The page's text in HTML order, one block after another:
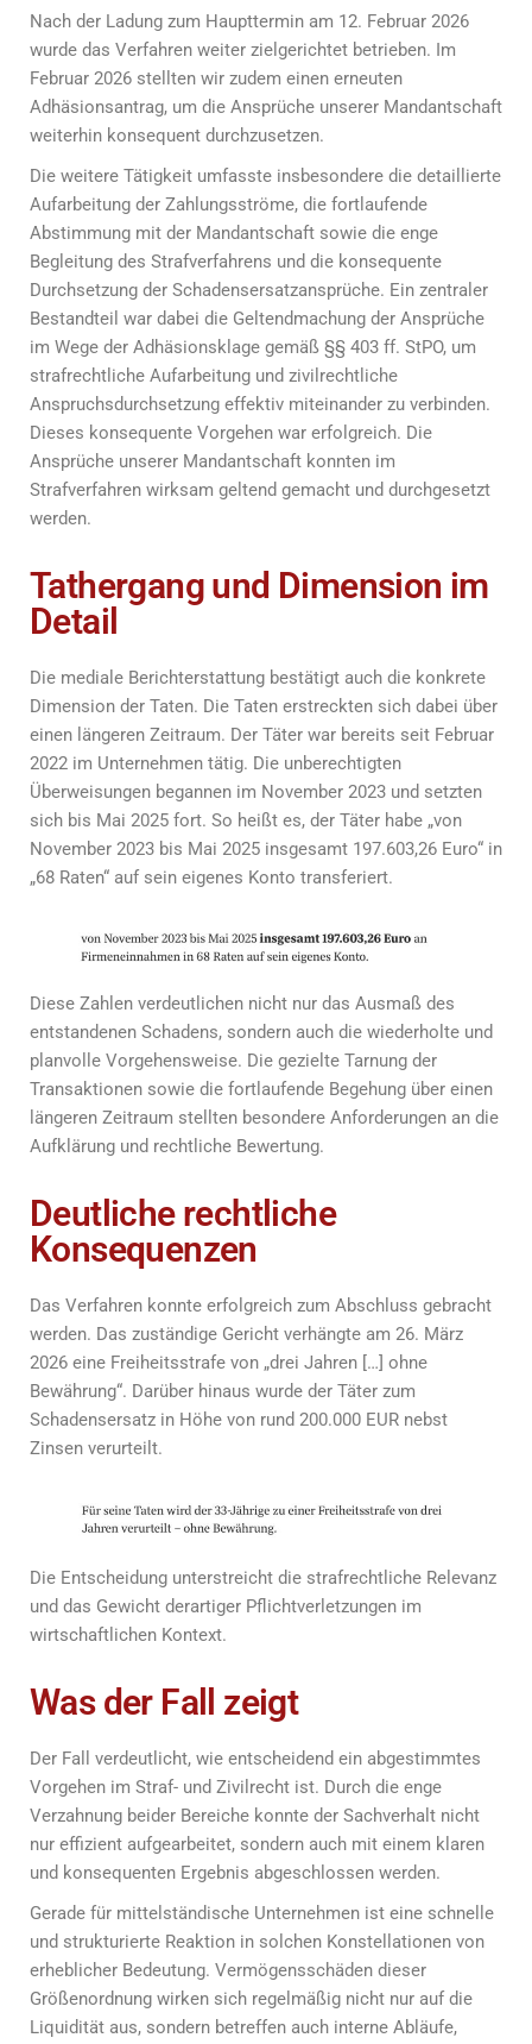
Nach der Ladung zum Haupttermin am 12. Februar 2026
wurde das Verfahren weiter zielgerichtet betrieben. Im
Februar 2026 stellten wir zudem einen erneuten
Adhäsionsantrag, um die Ansprüche unserer Mandantschaft
weiterhin konsequent durchzusetzen.
Die weitere Tätigkeit umfasste insbesondere die detaillierte
Aufarbeitung der Zahlungsströme, die fortlaufende
Abstimmung mit der Mandantschaft sowie die enge
Begleitung des Strafverfahrens und die konsequente
Durchsetzung der Schadensersatzansprüche. Ein zentraler
Bestandteil war dabei die Geltendmachung der Ansprüche
im Wege der Adhäsionsklage gemäß §§ 403 ff. StPO, um
strafrechtliche Aufarbeitung und zivilrechtliche
Anspruchsdurchsetzung effektiv miteinander zu verbinden.
Dieses konsequente Vorgehen war erfolgreich. Die
Ansprüche unserer Mandantschaft konnten im
Strafverfahren wirksam geltend gemacht und durchgesetzt
werden.
Tathergang und Dimension im
Detail
Die mediale Berichterstattung bestätigt auch die konkrete
Dimension der Taten. Die Taten erstreckten sich dabei über
einen längeren Zeitraum. Der Täter war bereits seit Februar
2022 im Unternehmen tätig. Die unberechtigten
Überweisungen begannen im November 2023 und setzten
sich bis Mai 2025 fort. So heißt es, der Täter habe „von
November 2023 bis Mai 2025 insgesamt 197.603,26 Euro“ in
„68 Raten“ auf sein eigenes Konto transferiert.
Diese Zahlen verdeutlichen nicht nur das Ausmaß des
entstandenen Schadens, sondern auch die wiederholte und
planvolle Vorgehensweise. Die gezielte Tarnung der
Transaktionen sowie die fortlaufende Begehung über einen
längeren Zeitraum stellten besondere Anforderungen an die
Aufklärung und rechtliche Bewertung.
Deutliche rechtliche
Konsequenzen
Das Verfahren konnte erfolgreich zum Abschluss gebracht
werden. Das zuständige Gericht verhängte am 26. März
2026 eine Freiheitsstrafe von „drei Jahren […] ohne
Bewährung“. Darüber hinaus wurde der Täter zum
Schadensersatz in Höhe von rund 200.000 EUR nebst
Zinsen verurteilt.
Die Entscheidung unterstreicht die strafrechtliche Relevanz
und das Gewicht derartiger Pflichtverletzungen im
wirtschaftlichen Kontext.
Was der Fall zeigt
Der Fall verdeutlicht, wie entscheidend ein abgestimmtes
Vorgehen im Straf- und Zivilrecht ist. Durch die enge
Verzahnung beider Bereiche konnte der Sachverhalt nicht
nur effizient aufgearbeitet, sondern auch mit einem klaren
und konsequenten Ergebnis abgeschlossen werden.
Gerade für mittelständische Unternehmen ist eine schnelle
und strukturierte Reaktion in solchen Konstellationen von
erheblicher Bedeutung. Vermögensschäden dieser
Größenordnung wirken sich regelmäßig nicht nur auf die
Liquidität aus, sondern betreffen auch interne Abläufe,